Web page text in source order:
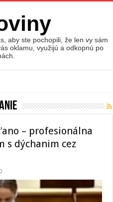
aby ste pochopili, že len vy sám
oklamu, využijú a odkopnú po
– profesionálna
s dýchanim cez
0